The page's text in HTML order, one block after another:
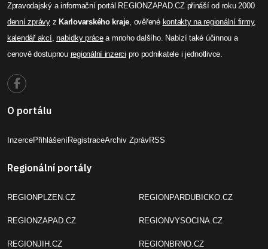
Zpravodajský a informační portál REGIONZAPAD.CZ přináší od roku 2000
denní zprávyzKarlovarského kraje , ověřené kontakty na regionální firmy,
kalendář akcí,nabídky prácea mnoho dalšího. Nabízí také účinnou a
cenově dostupnou regionální inzerci pro podnikatele i jednotlivce.
O portálu
InzercePřihlášeníRegistraceArchiv ZprávRSS
Regionální portály
REGIONPLZEN.CZ
REGIONZAPAD.CZ
REGIONJIH.CZ
REGIONPARDUBICKO.CZ
REGIONVYSOCINA.CZ
REGIONBRNO.CZ